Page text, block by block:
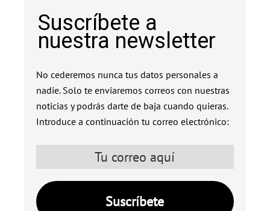
Suscríbete a
nuestra newsletter
No cederemos nunca tus datos personales a
nadie. Solo te enviaremos correos con nuestras
noticias y podrás darte de baja cuando quieras.
Introduce a continuación tu correo electrónico: